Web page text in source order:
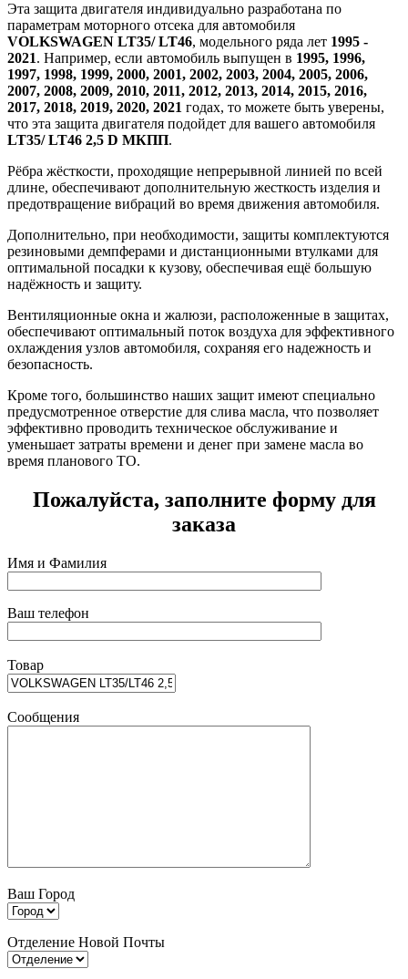
Эта защита двигателя индивидуально разработана по
параметрам моторного отсека для автомобиля
VOLKSWAGEN LT35/ LT46, модельного ряда лет 1995 -
2021. Например, если автомобиль выпущен в 1995, 1996,
1997, 1998, 1999, 2000, 2001, 2002, 2003, 2004, 2005, 2006,
2007, 2008, 2009, 2010, 2011, 2012, 2013, 2014, 2015, 2016,
2017, 2018, 2019, 2020, 2021 годах, то можете быть уверены,
что эта защита двигателя подойдет для вашего автомобиля
LT35/ LT46 2,5 D МКПП.
Рёбра жёсткости, проходящие непрерывной линией по всей
длине, обеспечивают дополнительную жесткость изделия и
предотвращение вибраций во время движения автомобиля.
Дополнительно, при необходимости, защиты комплектуются
резиновыми демпферами и дистанционными втулками для
оптимальной посадки к кузову, обеспечивая ещё большую
надёжность и защиту.
Вентиляционные окна и жалюзи, расположенные в защитах,
обеспечивают оптимальный поток воздуха для эффективного
охлаждения узлов автомобиля, сохраняя его надежность и
безопасность.
Кроме того, большинство наших защит имеют специально
предусмотренное отверстие для слива масла, что позволяет
эффективно проводить техническое обслуживание и
уменьшает затраты времени и денег при замене масла во
время планового ТО.
Пожалуйста, заполните форму для
заказа
Имя и Фамилия
Ваш телефон
Товар
Сообщения
Ваш Город
Отделение Новой Почты